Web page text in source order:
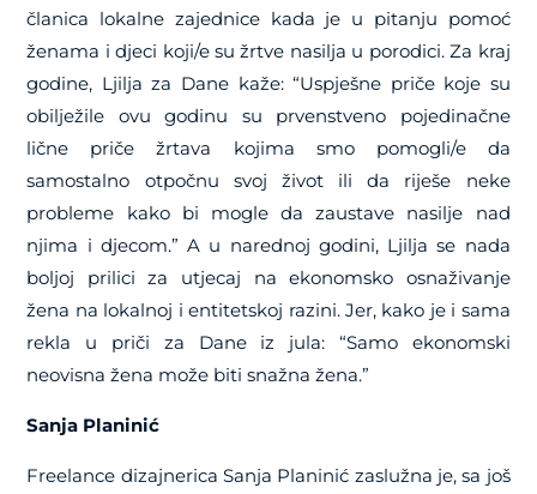
članica lokalne zajednice kada je u pitanju pomoć
ženama i djeci koji/e su žrtve nasilja u porodici. Za kraj
godine, Ljilja za Dane kaže: “Uspješne priče koje su
obilježile ovu godinu su prvenstveno pojedinačne
lične priče žrtava kojima smo pomogli/e da
samostalno otpočnu svoj život ili da riješe neke
probleme kako bi mogle da zaustave nasilje nad
njima i djecom.” A u narednoj godini, Ljilja se nada
boljoj prilici za utjecaj na ekonomsko osnaživanje
žena na lokalnoj i entitetskoj razini. Jer, kako je i sama
rekla u priči za Dane iz jula: “Samo ekonomski
neovisna žena može biti snažna žena.”
Sanja Planinić
Freelance dizajnerica Sanja Planinić zaslužna je, sa još